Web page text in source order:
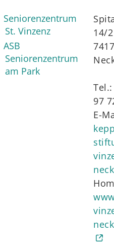
Seniorenzentrum
St. Vinzenz
ASB
Seniorenzentrum
am Park
14/2
97
E-